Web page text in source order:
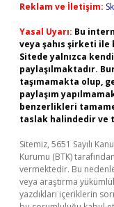
Reklam ve İletişim:
Yasal Uyarı: Bu
veya şahıs şirketi ile
Sitede yalnızca
paylaşılmaktadır.
taşımamakta olup,
paylaşım
benzerlikleri
taslak halindedir ve
Sitemiz, 5651 Sayılı
Kurumu (BTK)
vermektedir. Bu
veya araştırma
yazdıkları içeriklerin